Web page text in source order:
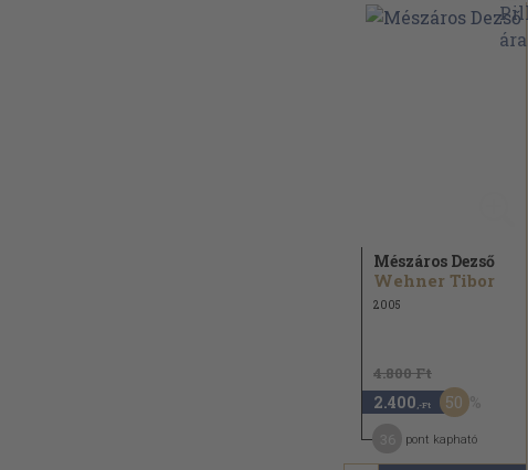
Mészáros Dezső
Wehner Tibor
2005
4.800 Ft
2.400 ,-Ft 50
pont kapható